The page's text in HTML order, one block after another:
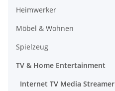
Heimwerker
Möbel & Wohnen
Spielzeug
TV & Home Entertainment
Internet TV Media Streamer